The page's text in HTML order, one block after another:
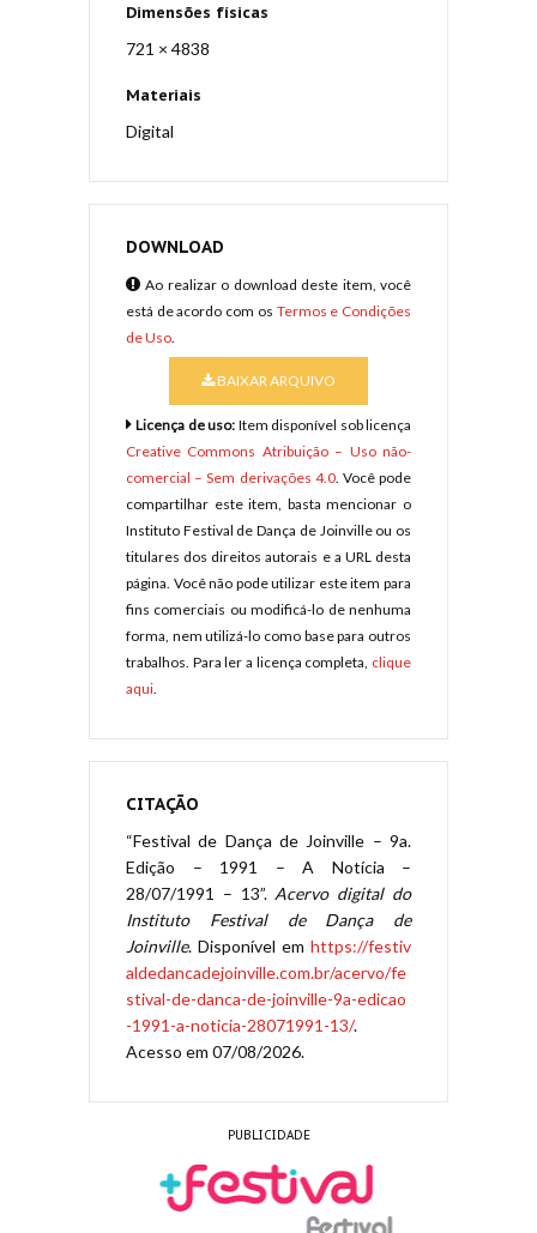
Dimensões físicas
721 × 4838
Materiais
Digital
DOWNLOAD
Ao realizar o download deste item, você
está de acordo com os Termos e Condições
de Uso.
BAIXAR ARQUIVO
Licença de uso: Item disponível sob licença
Creative Commons Atribuição – Uso não-
comercial – Sem derivações 4.0. Você pode
compartilhar este item, basta mencionar o
Instituto Festival de Dança de Joinville ou os
titulares dos direitos autorais e a URL desta
página. Você não pode utilizar este item para
fins comerciais ou modificá-lo de nenhuma
forma, nem utilizá-lo como base para outros
trabalhos. Para ler a licença completa, clique
aqui.
CITAÇÃO
“Festival de Dança de Joinville – 9a.
Edição – 1991 – A Notícia –
28/07/1991 – 13”. Acervo digital do
Instituto Festival de Dança de
Joinville. Disponível em https://festiv
aldedancadejoinville.com.br/acervo/fe
stival-de-danca-de-joinville-9a-edicao
-1991-a-noticia-28071991-13/.
Acesso em 07/08/2026.
PUBLICIDADE